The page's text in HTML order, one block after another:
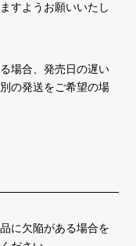
すようお願いいたし
場合、発売日の遅い
の発送をご希望の場
に欠陥がある場合を